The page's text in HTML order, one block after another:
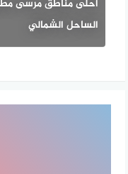
أحلى مناطق مرسى
الساحل الشمالي